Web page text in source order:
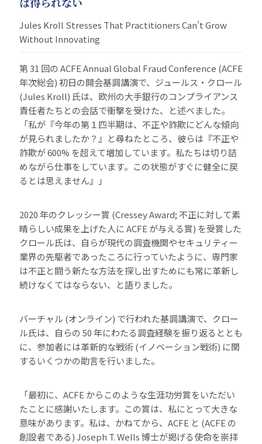
Jules Kroll Stresses That Practitioners Can't Grow
Without Innovating
第 31 回の ACFE Annual Global Fraud Conference (ACFE
年次総会) 初日の開会基調講演で、ジュールス・クロール
(Jules Kroll) 氏は、欧州の大手銀行のコンプライアンス
責任者たちとの会話で衝撃を受けた、と述べました。
「私が『今年の第１四半期は、不正や詐欺にどんな傾向
が見られましたか？』と尋ねたところ、彼らは『不正や
詐欺が 600% を超えて増加しています。私たちは切り詰
めながら仕事をしています。この状態がすぐに健全に戻
るとは思えません』」
2020 年のクレッシー賞 (Cressey Award; 不正に対して素
晴らしい成果を上げた人に ACFE が与える賞) を受賞した
クロール氏は、自らが現代の調査機関やセキュリティー
業界の先駆者であったころに行っていたように、専門家
は不正と闘う新たな方法を探し出すためにも常に革新し
続けなくてはならない、と語りました。
バーチャル (オンライン) で行われた基調講演で、クロー
ル氏は、自らの 50 年にわたる調査経験を振り返るととも
に、参加者には革新的な戦術 (イノベーション戦術) に関
するいくつかの助言を行いました。
「最初に、ACFE からこのような生涯功労賞をいただい
たことに感謝いたします。この賞は、私にとって大きな
意味があります。私は、かねてから、ACFE と (ACFE の
創設者である) Joseph T. Wells 博士が掲げる使命を崇拝